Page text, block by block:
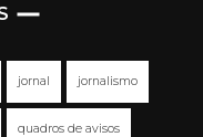
jornal jornalismo
quadros de avisos